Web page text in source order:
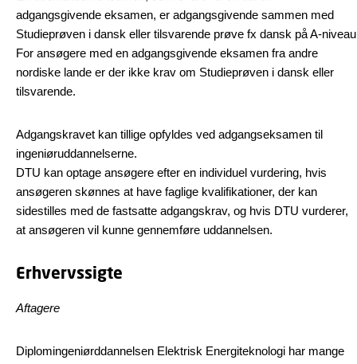
adgangsgivende eksamen, er adgangsgivende sammen med
Studieprøven i dansk eller tilsvarende prøve fx dansk på A-
For ansøgere med en adgangsgivende eksamen fra andre
nordiske lande er der ikke krav om Studieprøven i dansk eller
tilsvarende.
Adgangskravet kan tillige opfyldes ved adgangseksamen til
ingeniøruddannelserne.
DTU kan optage ansøgere efter en individuel vurdering, hvis
ansøgeren skønnes at have faglige kvalifikationer, der kan
sidestilles med de fastsatte adgangskrav, og hvis DTU vurderer,
at ansøgeren vil kunne gennemføre uddannelsen.
Erhvervssigte
Aftagere
Diplomingeniørddannelsen Elektrisk Energiteknologi har mange